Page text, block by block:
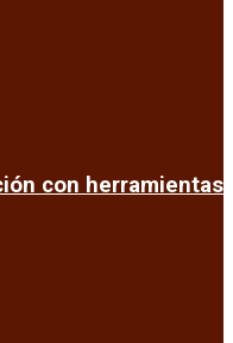
con herramientas